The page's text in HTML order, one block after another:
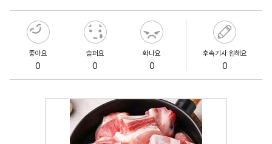
좋아요
0
슬퍼요
0
화나요
0
후속기사 원해요
0